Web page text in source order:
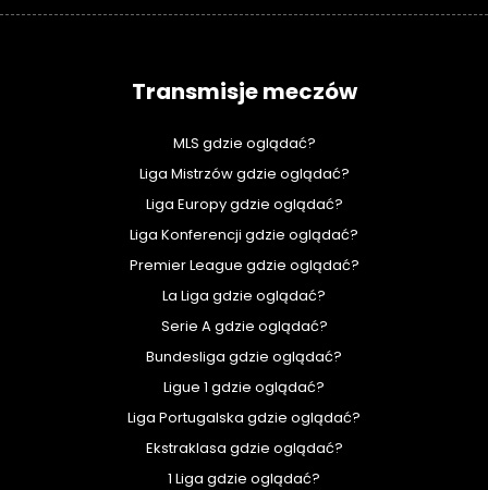
Transmisje meczów
MLS gdzie oglądać?
Liga Mistrzów gdzie oglądać?
Liga Europy gdzie oglądać?
Liga Konferencji gdzie oglądać?
Premier League gdzie oglądać?
La Liga gdzie oglądać?
Serie A gdzie oglądać?
Bundesliga gdzie oglądać?
Ligue 1 gdzie oglądać?
Liga Portugalska gdzie oglądać?
Ekstraklasa gdzie oglądać?
1 Liga gdzie oglądać?